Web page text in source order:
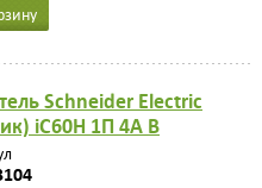
Schneider Electric
iC60H 1П 4A B